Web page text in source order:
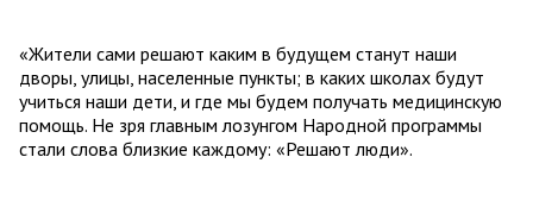
«Жители сами решают каким в будущем станут наши
дворы, улицы, населенные пункты; в каких школах будут
учиться наши дети, и где мы будем получать медицинскую
помощь. Не зря главным лозунгом Народной программы
стали слова близкие каждому: «Решают люди».